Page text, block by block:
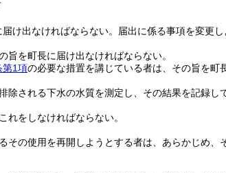
け出なければならない。
届出に係る事項を変更
を町長に届け出なければならない。
第1項の必要な措置を講じている者は、その旨を町
される下水の水質を測定し、その結果を記録し
をしなければならない。
の使用を再開しようとする者は、あらかじめ、